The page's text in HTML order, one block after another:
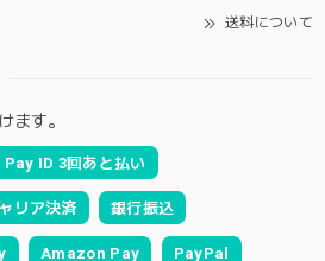
送料について
ます。
Pay ID 3回あと払い
リア決済 銀行振込
Amazon Pay PayPal